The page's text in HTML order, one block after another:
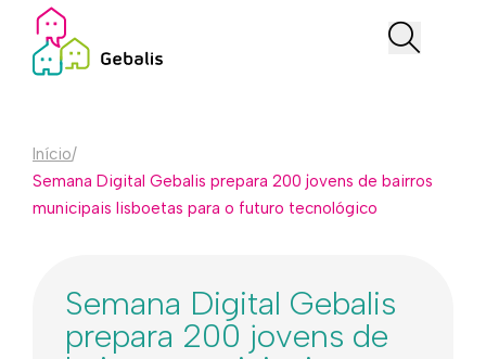
Início/
Semana Digital Gebalis prepara 200 jovens de bairros
municipais lisboetas para o futuro tecnológico
Semana Digital Gebalis
prepara 200 jovens de